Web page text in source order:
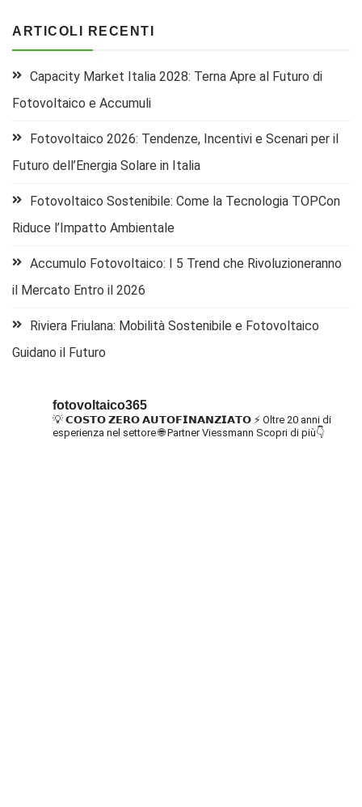
ARTICOLI RECENTI
Capacity Market Italia 2028: Terna Apre al Futuro di
Fotovoltaico e Accumuli
Fotovoltaico 2026: Tendenze, Incentivi e Scenari per il
Futuro dell’Energia Solare in Italia
Fotovoltaico Sostenibile: Come la Tecnologia TOPCon
Riduce l’Impatto Ambientale
Accumulo Fotovoltaico: I 5 Trend che Rivoluzioneranno
il Mercato Entro il 2026
Riviera Friulana: Mobilità Sostenibile e Fotovoltaico
Guidano il Futuro
fotovoltaico365
💡 𝗖𝗢𝗦𝗧𝗢 𝗭𝗘𝗥𝗢 𝗔𝗨𝗧𝗢𝗙𝗜𝗡𝗔𝗡𝗭𝗜𝗔𝗧𝗢 ⚡ Oltre 20 anni di
esperienza nel settore🌐 Partner Viessmann Scopri di più👇